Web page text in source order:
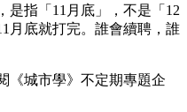
是指「11月底」，不是「12
月底就打完。誰會續聘，誰
《城市學》不定期專題企